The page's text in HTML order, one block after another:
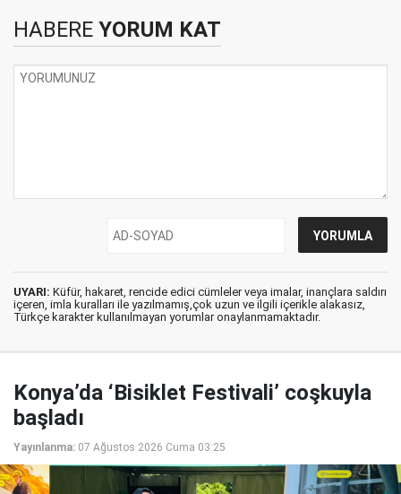
HABERE YORUM KAT
UYARI: Küfür, hakaret, rencide edici cümleler veya imalar, inançlara saldırı
içeren, imla kuralları ile yazılmamış,çok uzun ve ilgili içerikle alakasız,
Türkçe karakter kullanılmayan yorumlar onaylanmamaktadır.
Konya’da ‘Bisiklet Festivali’ coşkuyla
başladı
Yayınlanma: 07 Ağustos 2026 Cuma 03:25